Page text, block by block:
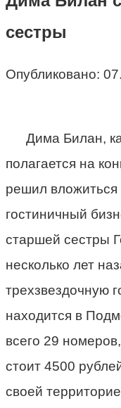
сестры
Опубликовано:
Дима Билан,
полагается на
решил вложиться
гостиничный
старшей сестры
несколько лет
трехзвездочную
находится в
всего 29
стоит 4500
своей